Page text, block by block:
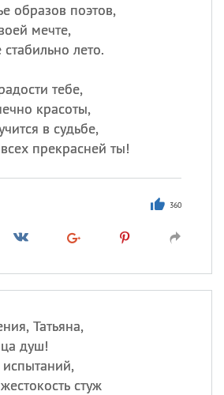
образов поэтов,
мечте,
лето.
тебе,
красоты,
в судьбе,
прекрасней ты!
360
Татьяна,
душ!
стуж
09.08 День Дымняшки
ИМЕНА
Сегодня празднуют именины
Сергей, Теодор,